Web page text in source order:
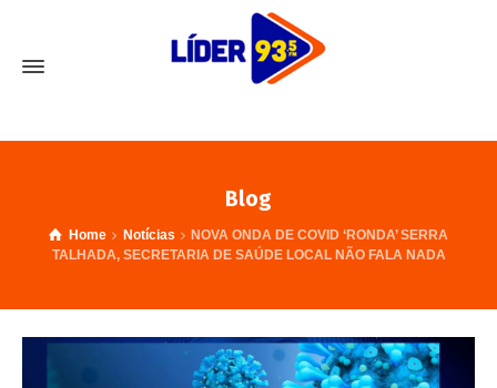
Blog
Home Notícias
NOVA ONDA DE COVID ‘RONDA’ SERRA
TALHADA, SECRETARIA DE SAÚDE LOCAL NÃO FALA NADA